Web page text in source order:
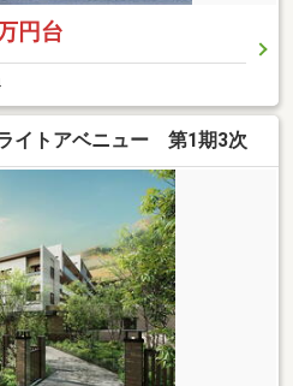
円台
イトアベニュー 第1期3次